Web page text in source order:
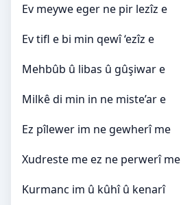
Ev meywe eger ne pir lezîz e
Ev tifl e bi min qewî ‘ezîz e
Mehbûb û libas û gûşiwar e
Milkê di min in ne miste’ar e
Ez pîlewer im ne gewherî me
Xudreste me ez ne perwerî me
Kurmanc im û kûhî û kenarî